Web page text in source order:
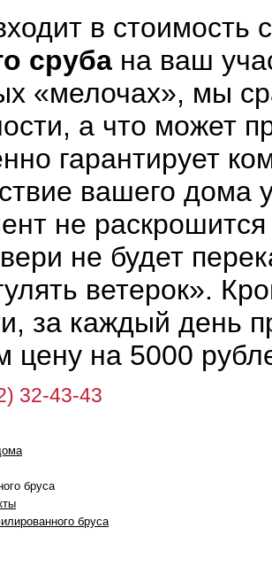
в стоимость
сруба на ваш
«мелочах», мы
а что может
гарантирует
вашего дома
не раскрошится
не будет
ветерок».
за каждый день
цену на 5000
32-43-43
бруса
бруса